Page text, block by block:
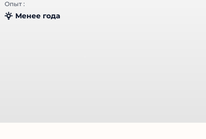
Опыт :
Менее года